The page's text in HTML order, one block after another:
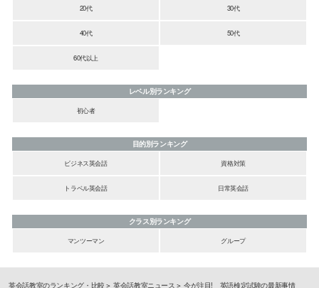
20代
30代
40代 50代
60代以上
レベル別ランキング
初心者
目的別ランキング
ビジネス英会話
資格対策
トラベル英会話 日常英会話
クラス別ランキング
マンツーマン
グループ
英会話教室のランキング・比較 英会話教室ニュース 今が注目! 英語検定試験の最新事情